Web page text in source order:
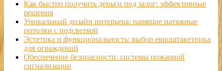
Как быстро получить деньги под залог: эффективные
решения
Уникальный дизайн интерьера: парящие натяжные
потолки с подсветкой
Эстетика и функциональность: выбор евроштакетника
для ограждений
Обеспечение безопасности: системы пожарной
сигнализации